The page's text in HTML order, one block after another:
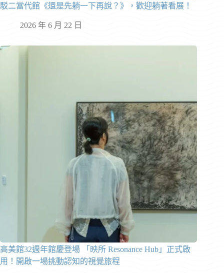
駁二當代館《還是先躺一下再說？》，歡迎躺著看展！
2026 年 6 月 22 日
高美館32週年館慶登場 「映所 Resonance Hub」正式啟
用！開啟一場挑動認知的視覺旅程